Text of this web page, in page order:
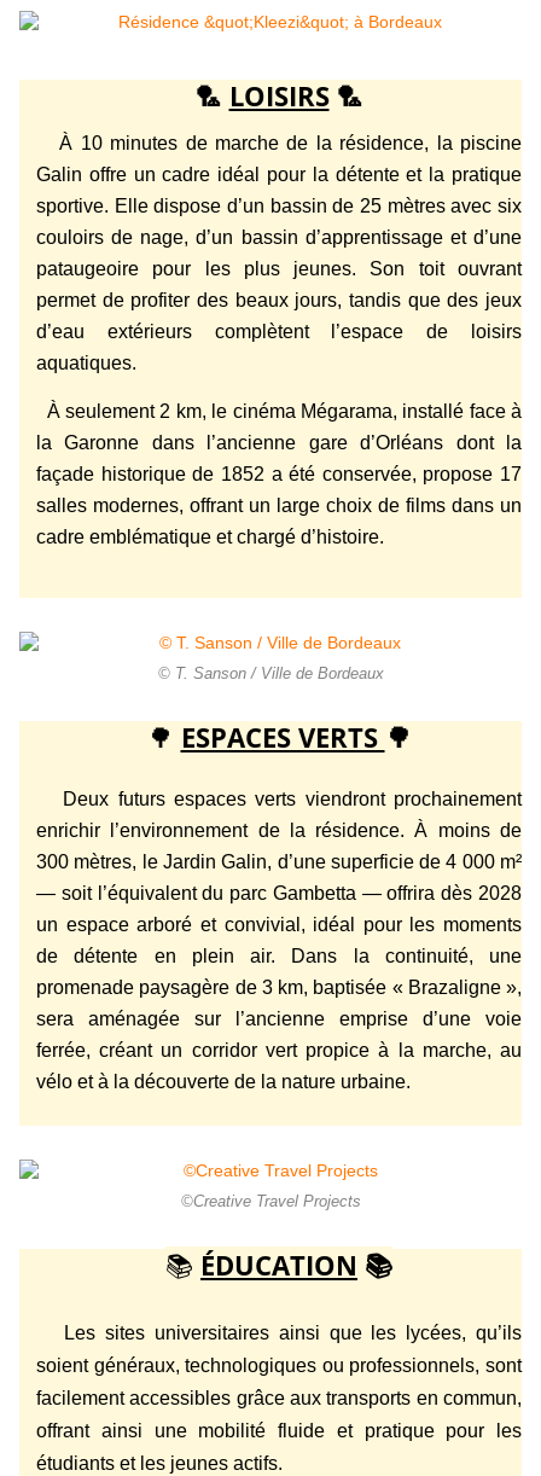
🏸 LOISIRS🏸
À 10 minutes de marche de la résidence, la piscine
Galin offre un cadre idéal pour la détente et la pratique
sportive. Elle dispose d’un bassin de 25 mètres avec six
couloirs de nage, d’un bassin d’apprentissage et d’une
pataugeoire pour les plus jeunes. Son toit ouvrant
permet de profiter des beaux jours, tandis que des jeux
d’eau extérieurs complètent l’espace de loisirs
aquatiques.
À seulement 2 km, le cinéma Mégarama, installé face à
la Garonne dans l’ancienne gare d’Orléans dont la
façade historique de 1852 a été conservée, propose 17
salles modernes, offrant un large choix de films dans un
cadre emblématique et chargé d’histoire.
© T. Sanson / Ville de Bordeaux
🌳 ESPACES VERTS 🌳
Deux futurs espaces verts viendront prochainement
enrichir l’environnement de la résidence. À moins de
300 mètres, le Jardin Galin, d’une superficie de 4 000 m²
— soit l’équivalent du parc Gambetta — offrira dès 2028
un espace arboré et convivial, idéal pour les moments
de détente en plein air. Dans la continuité, une
promenade paysagère de 3 km, baptisée « Brazaligne »,
sera aménagée sur l’ancienne emprise d’une voie
ferrée, créant un corridor vert propice à la marche, au
vélo et à la découverte de la nature urbaine.
©Creative Travel Projects
📚 ÉDUCATION 📚
Les sites universitaires ainsi que les lycées, qu’ils
soient généraux, technologiques ou professionnels, sont
facilement accessibles grâce aux transports en commun,
offrant ainsi une mobilité fluide et pratique pour les
étudiants et les jeunes actifs.